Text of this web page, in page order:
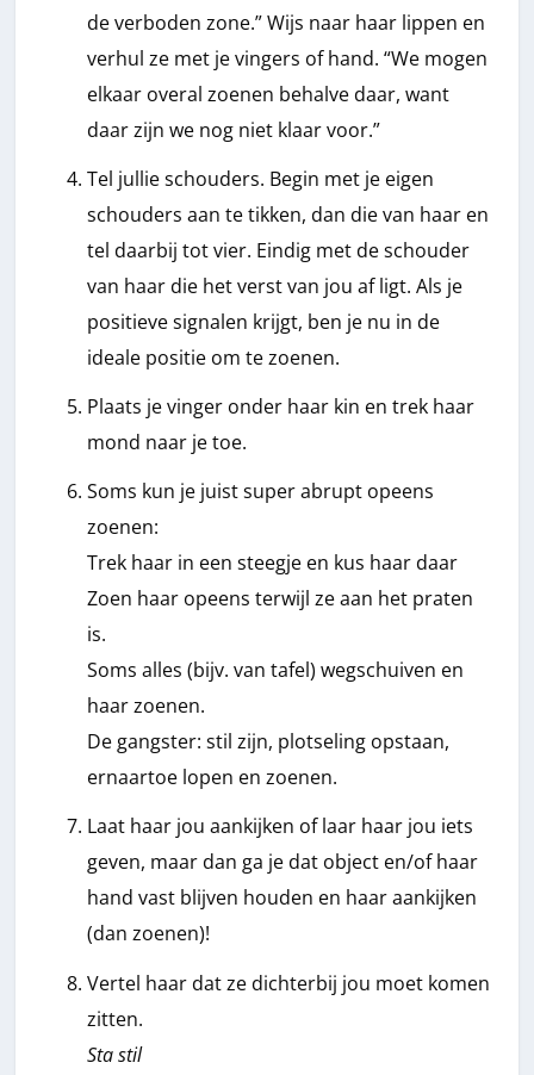
de verboden zone.” Wijs naar haar lippen en
verhul ze met je vingers of hand. “We mogen
elkaar overal zoenen behalve daar, want
daar zijn we nog niet klaar voor.”
Tel jullie schouders. Begin met je eigen
schouders aan te tikken, dan die van haar en
tel daarbij tot vier. Eindig met de schouder
van haar die het verst van jou af ligt. Als je
positieve signalen krijgt, ben je nu in de
ideale positie om te zoenen.
Plaats je vinger onder haar kin en trek haar
mond naar je toe.
Soms kun je juist super abrupt opeens
zoenen:
Trek haar in een steegje en kus haar daar
Zoen haar opeens terwijl ze aan het praten
is.
Soms alles (bijv. van tafel) wegschuiven en
haar zoenen.
De gangster: stil zijn, plotseling opstaan,
ernaartoe lopen en zoenen.
Laat haar jou aankijken of laar haar jou iets
geven, maar dan ga je dat object en/of haar
hand vast blijven houden en haar aankijken
(dan zoenen)!
Vertel haar dat ze dichterbij jou moet komen
zitten.
Sta stil